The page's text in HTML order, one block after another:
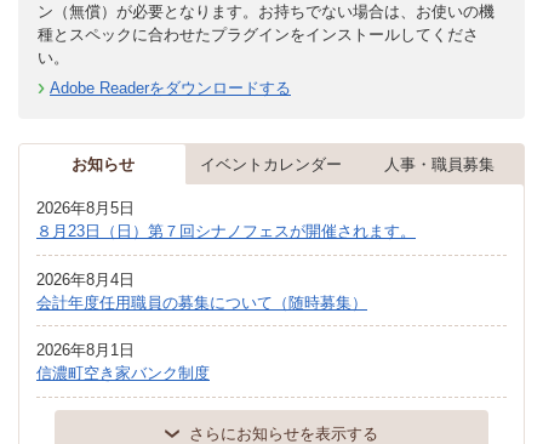
ン（無償）が必要となります。お持ちでない場合は、お使いの機
種とスペックに合わせたプラグインをインストールしてくださ
い。
Adobe Readerをダウンロードする
お知らせ イベントカレンダー 人事・職員募集
2026年8月5日
８月23日（日）第７回シナノフェスが開催されます。
2026年8月4日
会計年度任用職員の募集について（随時募集）
2026年8月1日
信濃町空き家バンク制度
さらにお知らせを表示する